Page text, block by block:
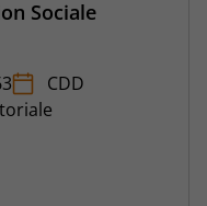
Sociale
CDD